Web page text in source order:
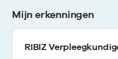
Mijn erkenningen
RIBIZ